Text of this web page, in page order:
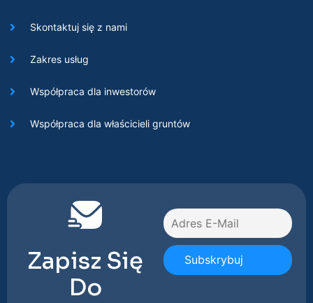
Skontaktuj się z nami
Zakres usług
Współpraca dla inwestorów
Współpraca dla właścicieli gruntów
Zapisz Się
Do